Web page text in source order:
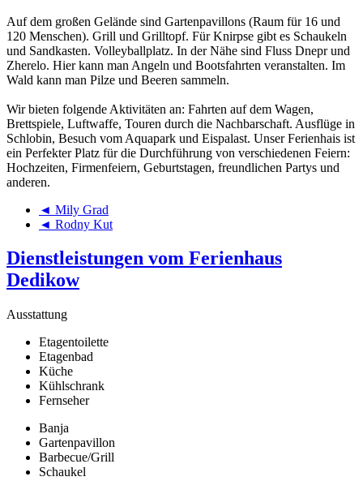
Auf dem großen Gelände sind Gartenpavillons (Raum für 16 und
120 Menschen). Grill und Grilltopf. Für Knirpse gibt es Schaukeln
und Sandkasten. Volleyballplatz. In der Nähe sind Fluss Dnepr und
Zherelo. Hier kann man Angeln und Bootsfahrten veranstalten. Im
Wald kann man Pilze und Beeren sammeln.
Wir bieten folgende Aktivitäten an: Fahrten auf dem Wagen,
Brettspiele, Luftwaffe, Touren durch die Nachbarschaft. Ausflüge in
Schlobin, Besuch vom Aquapark und Eispalast. Unser Ferienhais ist
ein Perfekter Platz für die Durchführung von verschiedenen Feiern:
Hochzeiten, Firmenfeiern, Geburtstagen, freundlichen Partys und
anderen.
◄ Mily Grad
◄ Rodny Kut
Dienstleistungen vom Ferienhaus
Dedikow
Ausstattung
Etagentoilette
Etagenbad
Küche
Kühlschrank
Fernseher
Banja
Gartenpavillon
Barbecue/Grill
Schaukel